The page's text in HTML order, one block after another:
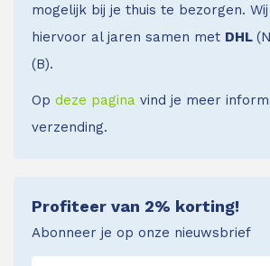
mogelijk bij je thuis te bezorgen.
hiervoor al jaren samen met DHL
(B).
Op deze pagina vind je meer
verzending.
Profiteer van 2% korting!
Abonneer je op onze nieuwsbrief